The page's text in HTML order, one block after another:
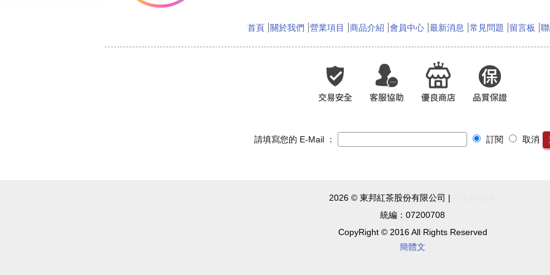
首頁 關於我們 營業項目 商品介紹 會員中心 最新消息 常見問題 留言板
請填寫您的 E-Mail ： 訂閱 取消
2026 © 東邦紅茶股份有限公司 |
統編：07200708
CopyRight © 2016 All Rights Reserved
簡體文